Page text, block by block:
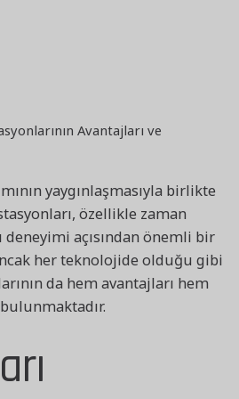
Avantajları ve
yaygınlaşmasıyla birlikte
özellikle zaman
deneyimi açısından önemli bir
her teknolojide olduğu gibi
da hem avantajları hem